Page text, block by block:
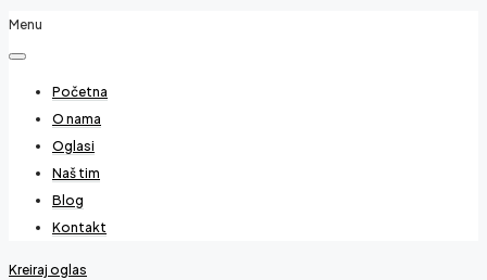
Menu
Početna
O nama
Oglasi
Naš tim
Blog
Kontakt
Kreiraj oglas